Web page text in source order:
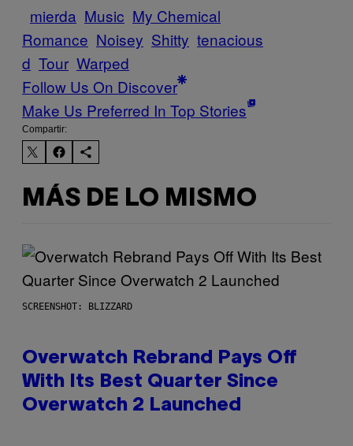
mierda Music My Chemical
Romance Noisey Shitty tenacious
d Tour Warped
Follow Us On Discover
Make Us Preferred In Top Stories
Compartir:
MÁS DE LO MISMO
SCREENSHOT: BLIZZARD
Overwatch Rebrand Pays Off
With Its Best Quarter Since
Overwatch 2 Launched